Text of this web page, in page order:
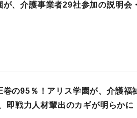
、介護事業者29社参加の説明会
の95％！アリス学園が、介護福
即戦力人材輩出のカギが明らかに